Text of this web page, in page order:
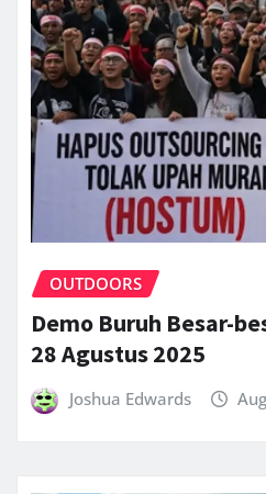
OUTDOORS
Demo Buruh Besar-
28 Agustus 2025
Joshua Edwards